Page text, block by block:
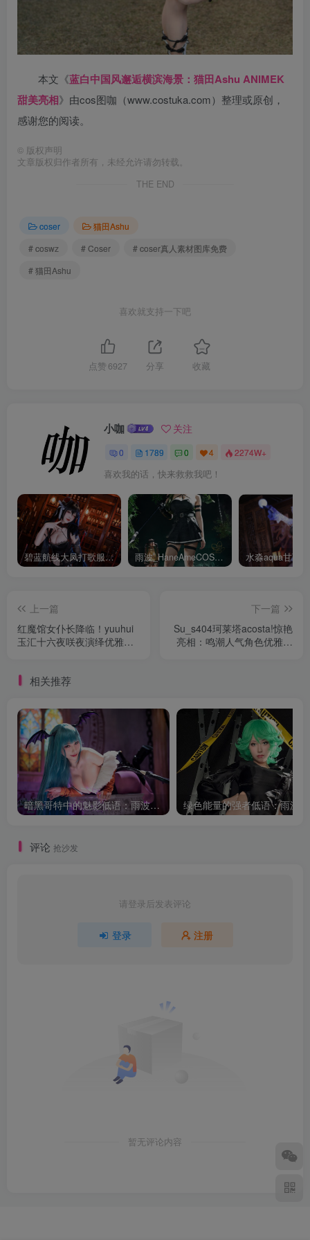
本文《蓝白中国风邂逅横滨海景：猫田Ashu ANIMEK
甜美亮相》由cos图咖（www.costuka.com）整理或原创，
感谢您的阅读。
© 版权声明
文章版权归作者所有，未经允许请勿转载。
THE END
coser
猫田Ashu
# coswz
# Coser
# coser真人素材图库免费
# 猫田Ashu
喜欢就支持一下吧
点赞 6927 分享 收藏
小咖 关注
0 1789 0 4 2274W+
喜欢我的话，快来救救我吧！
碧蓝航线大凤打歌服有多甜？看看水淼aquaCOS版本就知道 雨波_HaneAmeCOS：演绎尤贝尔的美丽与死亡的微笑
上一篇
红魔馆女仆长降临！yuuhui
玉汇十六夜咲夜演绎优雅与
下一篇
Su_s404珂莱塔acosta!惊艳
亮相：鸣潮人气角色优雅再
相关推荐
暗黑哥特中的魅影低语：雨波_HaneAme莫莉卡的幻想叙事
评论 抢沙发
请登录后发表评论
登录 注册
暂无评论内容